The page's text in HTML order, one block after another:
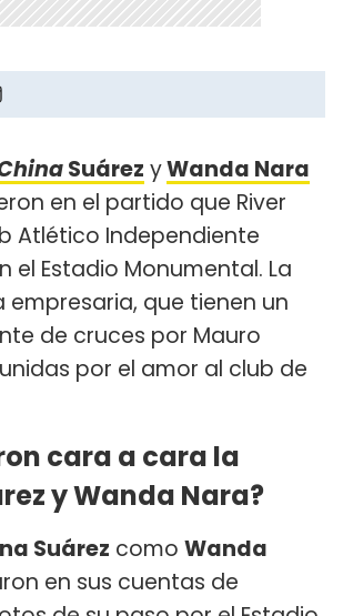
Suárez yWanda Nara
en el partido que River
Atlético Independiente
el Estadio Monumental. La
que tienen un
de cruces por Mauro
por el amor al club de
cara a cara la
y Wanda Nara?
Suárez como Wanda
en sus cuentas de